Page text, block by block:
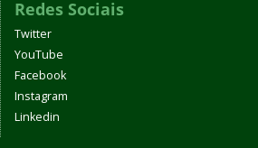
Redes Sociais
Twitter
YouTube
Facebook
Instagram
Linkedin